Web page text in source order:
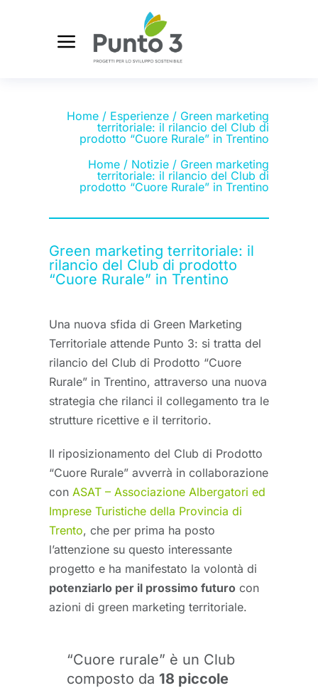
Home / Esperienze / Green marketing
territoriale: il rilancio del Club di
prodotto “Cuore Rurale” in Trentino
Home / Notizie / Green marketing
territoriale: il rilancio del Club di
prodotto “Cuore Rurale” in Trentino
Green marketing territoriale: il
rilancio del Club di prodotto
“Cuore Rurale” in Trentino
Una nuova sfida di Green Marketing
Territoriale attende Punto 3: si tratta del
rilancio del Club di Prodotto “Cuore
Rurale” in Trentino, attraverso una nuova
strategia che rilanci il collegamento tra le
strutture ricettive e il territorio.
Il riposizionamento del Club di Prodotto
“Cuore Rurale” avverrà in collaborazione
con ASAT – Associazione Albergatori ed
Imprese Turistiche della Provincia di
Trento, che per prima ha posto
l’attenzione su questo interessante
progetto e ha manifestato la volontà di
potenziarlo per il prossimo futuro con
azioni di green marketing territoriale.
“Cuore rurale” è un Club
composto da 18 piccole